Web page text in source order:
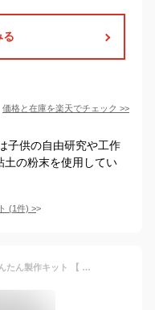
る
価格と在庫を楽天でチェック >>
子供の自由研究や工作
土の粉末を使用してい
(1件) >
[ メール便可 ] ひかるどろだんご かんたん製作キット 【 夏休み 実験 泥だんご キット つるつる ひかる 光る 】